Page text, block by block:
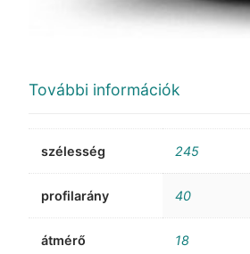
További információk
szélesség 245
profilarány 40
átmérő 18